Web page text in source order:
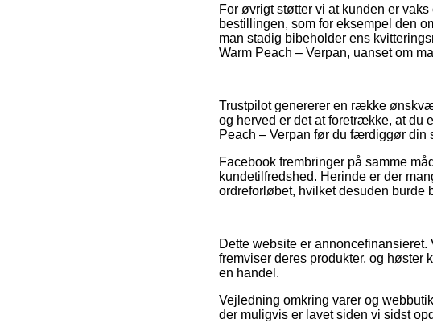
For øvrigt støtter vi at kunden er
bestillingen, som for eksempel den
man stadig bibeholder ens
Warm Peach – Verpan, uanset om
Trustpilot genererer en række
og herved er det at foretrække, at du
Peach – Verpan før du færdiggør din
Facebook frembringer på samme
kundetilfredshed. Herinde er der
ordreforløbet, hvilket desuden burde
Dette website er
fremviser deres produkter, og høster
en handel.
Vejledning omkring varer og
der muligvis er lavet siden vi sidst